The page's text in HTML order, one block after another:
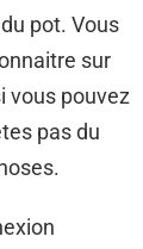
pot. Vous
sur
vous pouvez
pas du